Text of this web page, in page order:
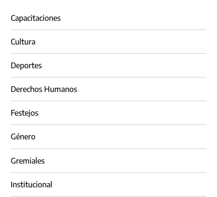
Capacitaciones
Cultura
Deportes
Derechos Humanos
Festejos
Género
Gremiales
Institucional